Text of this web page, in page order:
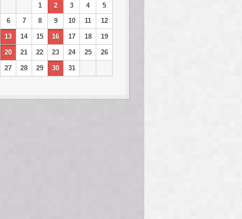
1 2 3 4
5
6
7 8 9 10 11 12
13 14 15 16 17 18 19
20 21 22 23 24 25 26
27 28 29 30 31